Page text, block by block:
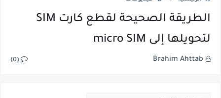
الطريقة الصحيحة لقطع كارت SIM
لتحويلها إلى micro SIM
Brahim Ahttab
(0)